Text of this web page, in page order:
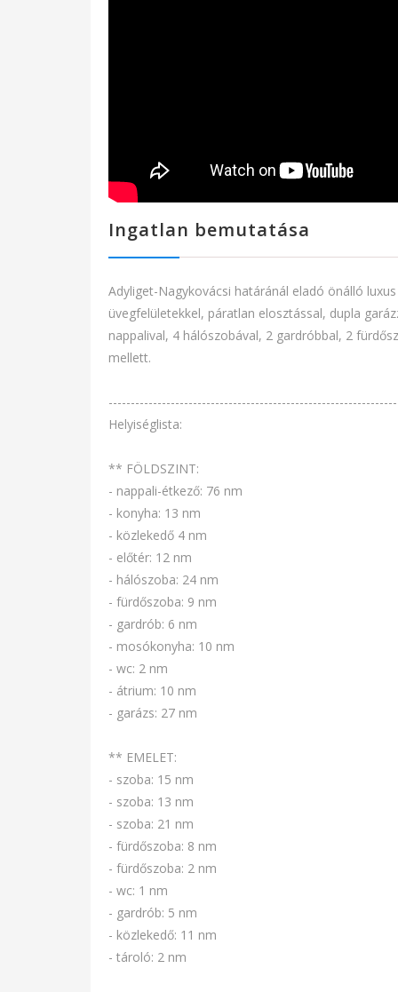
Ingatlan bemutatása
Adyliget-Nagykovácsi határánál eladó önálló
üvegfelületekkel, páratlan elosztással, dupla
nappalival, 4 hálószobával, 2 gardróbbal, 2
mellett.
Helyiséglista:
** FÖLDSZINT:
- nappali-étkező: 76 nm
- konyha: 13 nm
- közlekedő 4 nm
- előtér: 12 nm
- hálószoba: 24 nm
- fürdőszoba: 9 nm
- gardrób: 6 nm
- mosókonyha: 10 nm
- wc: 2 nm
- átrium: 10 nm
- garázs: 27 nm
** EMELET:
- szoba: 15 nm
- szoba: 13 nm
- szoba: 21 nm
- fürdőszoba: 8 nm
- fürdőszoba: 2 nm
- wc: 1 nm
- gardrób: 5 nm
- közlekedő: 11 nm
- tároló: 2 nm